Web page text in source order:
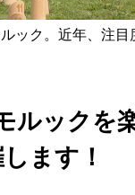
ック。近年、注目
ルックを
ます！